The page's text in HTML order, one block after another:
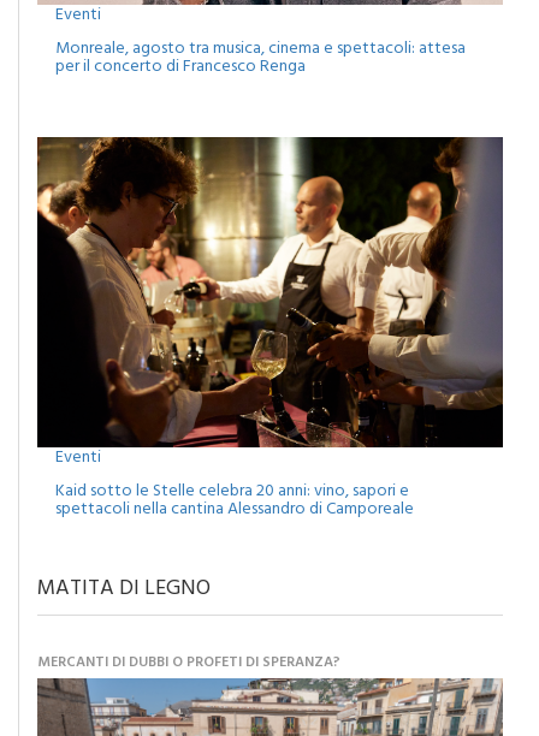
Monreale, agosto tra musica, cinema e spettacoli: attesa
per il concerto di Francesco Renga
Kaid sotto le Stelle celebra 20 anni: vino, sapori e
spettacoli nella cantina Alessandro di Camporeale